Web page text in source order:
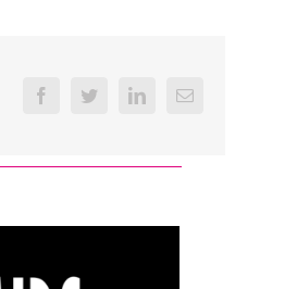
FacebookTwitterLinkedInEmail